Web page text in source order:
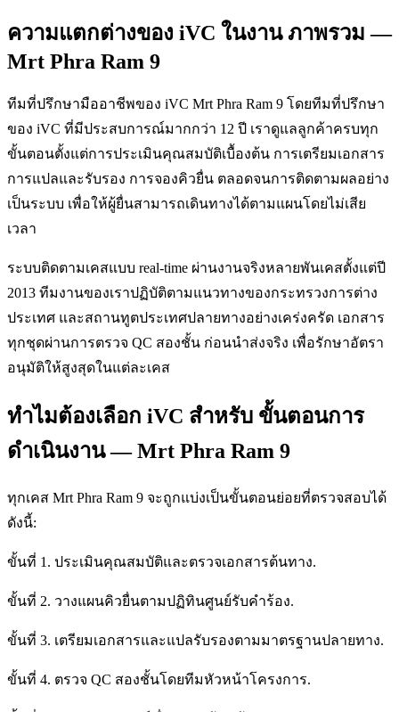
ความแตกต่างของ iVC ในงาน ภาพรวม —
Mrt Phra Ram 9
ทีมที่ปรึกษามืออาชีพของ iVC Mrt Phra Ram 9 โดยทีมที่ปรึกษา
ของ iVC ที่มีประสบการณ์มากกว่า 12 ปี เราดูแลลูกค้าครบทุก
ขั้นตอนตั้งแต่การประเมินคุณสมบัติเบื้องต้น การเตรียมเอกสาร
การแปลและรับรอง การจองคิวยื่น ตลอดจนการติดตามผลอย่าง
เป็นระบบ เพื่อให้ผู้ยื่นสามารถเดินทางได้ตามแผนโดยไม่เสีย
เวลา
ระบบติดตามเคสแบบ real-time ผ่านงานจริงหลายพันเคสตั้งแต่ปี
2013 ทีมงานของเราปฏิบัติตามแนวทางของกระทรวงการต่าง
ประเทศ และสถานทูตประเทศปลายทางอย่างเคร่งครัด เอกสาร
ทุกชุดผ่านการตรวจ QC สองชั้น ก่อนนำส่งจริง เพื่อรักษาอัตรา
อนุมัติให้สูงสุดในแต่ละเคส
ทำไมต้องเลือก iVC สำหรับ ขั้นตอนการ
ดำเนินงาน — Mrt Phra Ram 9
ทุกเคส Mrt Phra Ram 9 จะถูกแบ่งเป็นขั้นตอนย่อยที่ตรวจสอบได้
ดังนี้:
ขั้นที่ 1. ประเมินคุณสมบัติและตรวจเอกสารต้นทาง.
ขั้นที่ 2. วางแผนคิวยื่นตามปฏิทินศูนย์รับคำร้อง.
ขั้นที่ 3. เตรียมเอกสารและแปลรับรองตามมาตรฐานปลายทาง.
ขั้นที่ 4. ตรวจ QC สองชั้นโดยทีมหัวหน้าโครงการ.